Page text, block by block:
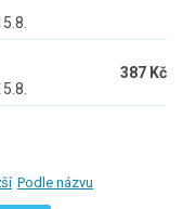
387 Kč
Podle názvu